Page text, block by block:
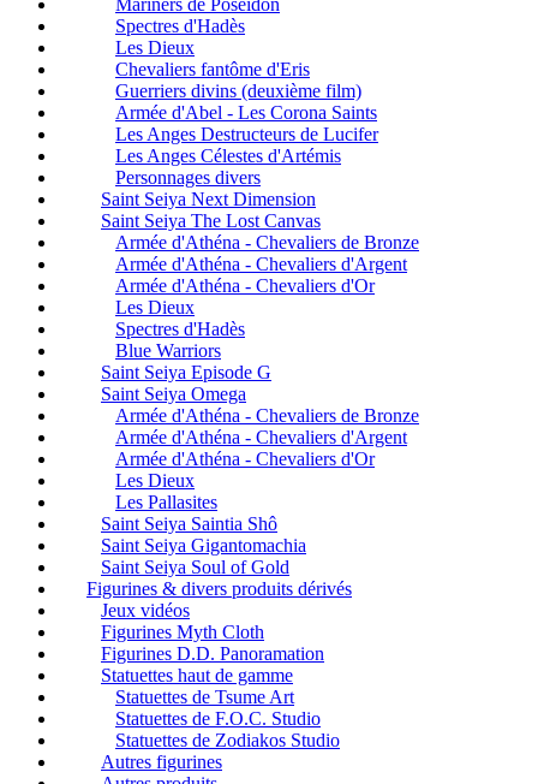
Mariners de Poséidon
Spectres d'Hadès
Les Dieux
Chevaliers fantôme d'Eris
Guerriers divins (deuxième film)
Armée d'Abel - Les Corona Saints
Les Anges Destructeurs de Lucifer
Les Anges Célestes d'Artémis
Personnages divers
Saint Seiya Next Dimension
Saint Seiya The Lost Canvas
Armée d'Athéna - Chevaliers de Bronze
Armée d'Athéna - Chevaliers d'Argent
Armée d'Athéna - Chevaliers d'Or
Les Dieux
Spectres d'Hadès
Blue Warriors
Saint Seiya Episode G
Saint Seiya Omega
Armée d'Athéna - Chevaliers de Bronze
Armée d'Athéna - Chevaliers d'Argent
Armée d'Athéna - Chevaliers d'Or
Les Dieux
Les Pallasites
Saint Seiya Saintia Shô
Saint Seiya Gigantomachia
Saint Seiya Soul of Gold
Figurines & divers produits dérivés
Jeux vidéos
Figurines Myth Cloth
Figurines D.D. Panoramation
Statuettes haut de gamme
Statuettes de Tsume Art
Statuettes de F.O.C. Studio
Statuettes de Zodiakos Studio
Autres figurines